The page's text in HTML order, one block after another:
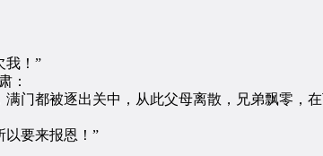
！”
：
都被逐出关中，从此父母离散，兄弟飘零，
要来报恩！”